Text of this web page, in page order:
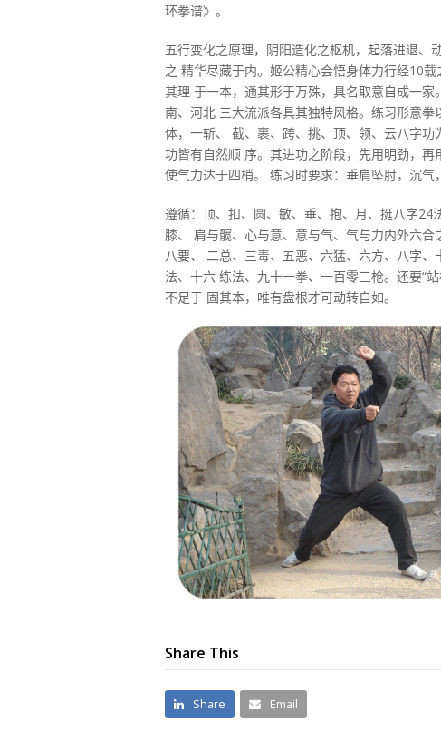
环拳谱》。
五行变化之原理，阴阳造化之枢机，起落进退、
之 精华尽藏于内。姬公精心会悟身体力行经10
其理 于一本，通其形于万殊，具名取意自成一家
南、河北 三大流派各具其独特风格。练习形意拳
体，一斩、 截、裹、跨、挑、顶、领、云八字功
功皆有自然顺 序。其进功之阶段，先用明劲，再
使气力达于四梢。 练习时要求：垂肩坠肘，沉气
遵循：顶、扣、圆、敏、垂、抱、月、挺八字24
膝、 肩与髋、心与意、意与气、气与力内外六合
八要、 二总、三毒、五恶、六猛、六方、八字、
法、十六 练法、九十一拳、一百零三枪。还要“站
不足于 固其本，唯有盘根才可动转自如。
Share This
Share Email